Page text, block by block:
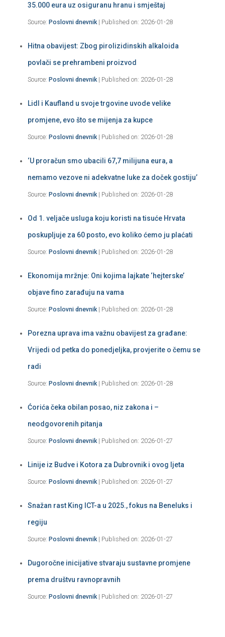
35.000 eura uz osiguranu hranu i smještaj
Source: Poslovni dnevnik Published on: 2026-01-28
Hitna obavijest: Zbog pirolizidinskih alkaloida
povlači se prehrambeni proizvod
Source: Poslovni dnevnik Published on: 2026-01-28
Lidl i Kaufland u svoje trgovine uvode velike
promjene, evo što se mijenja za kupce
Source: Poslovni dnevnik Published on: 2026-01-28
‘U proračun smo ubacili 67,7 milijuna eura, a
nemamo vezove ni adekvatne luke za doček gostiju’
Source: Poslovni dnevnik Published on: 2026-01-28
Od 1. veljače usluga koju koristi na tisuće Hrvata
poskupljuje za 60 posto, evo koliko ćemo ju plaćati
Source: Poslovni dnevnik Published on: 2026-01-28
Ekonomija mržnje: Oni kojima lajkate ‘hejterske’
objave fino zarađuju na vama
Source: Poslovni dnevnik Published on: 2026-01-28
Porezna uprava ima važnu obavijest za građane:
Vrijedi od petka do ponedjeljka, provjerite o čemu se
radi
Source: Poslovni dnevnik Published on: 2026-01-28
Ćorića čeka obilan posao, niz zakona i –
neodgovorenih pitanja
Source: Poslovni dnevnik Published on: 2026-01-27
Linije iz Budve i Kotora za Dubrovnik i ovog ljeta
Source: Poslovni dnevnik Published on: 2026-01-27
Snažan rast King ICT-a u 2025., fokus na Beneluks i
regiju
Source: Poslovni dnevnik Published on: 2026-01-27
Dugoročne inicijative stvaraju sustavne promjene
prema društvu ravnopravnih
Source: Poslovni dnevnik Published on: 2026-01-27